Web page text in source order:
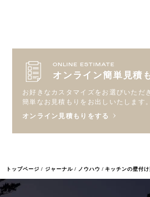
トップページ ジャーナル ノウハウ キッチンの壁付け型は今
ONLINE ESTIMATE
オンライン簡単見積
お好きなカスタマイズをお選びいただき
簡単なお見積もりをお出しいたします。
オンライン見積もりをする